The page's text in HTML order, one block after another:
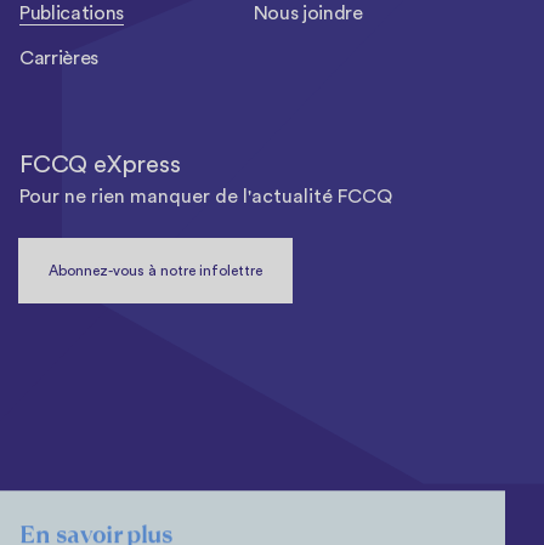
En savoir plus
Publications Nous joindre
Carrières
FCCQ eXpress
Pour ne rien manquer de l'actualité FCCQ
Abonnez-vous à notre infolettre